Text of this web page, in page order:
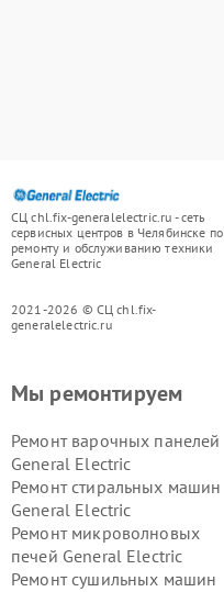
СЦ chl.fix-generalelectric.ru - сеть
сервисных центров в Челябинске по
ремонту и обслуживанию техники
General Electric
2021-2026 © СЦ chl.fix-
generalelectric.ru
Мы ремонтируем
Ремонт варочных панелей
General Electric
Ремонт стиральных машин
General Electric
Ремонт микроволновых
печей General Electric
Ремонт сушильных машин